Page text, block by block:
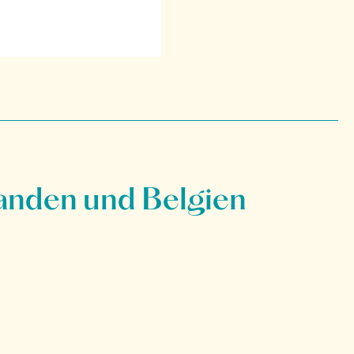
und Belgien